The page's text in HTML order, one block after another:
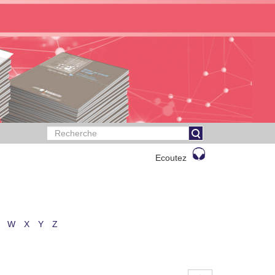
Ecoutez
W X Y Z